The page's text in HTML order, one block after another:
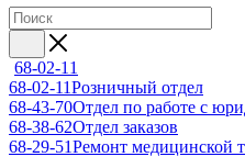
68-02-11
68-02-11Розничный отдел
68-43-70Отдел по работе с
68-38-62Отдел заказов
68-29-51Ремонт медицинской